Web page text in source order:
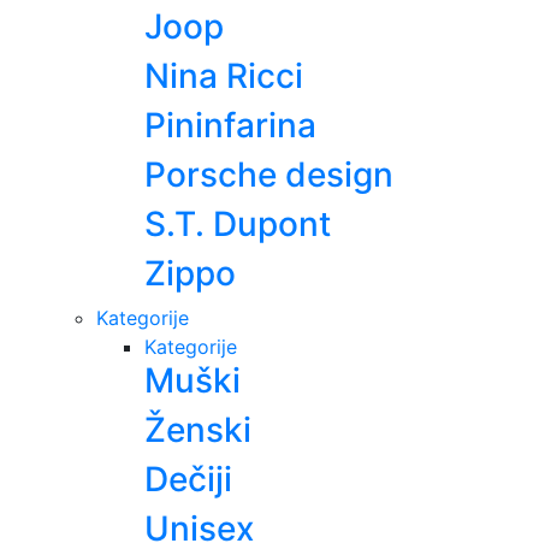
Joop
Nina Ricci
Pininfarina
Porsche design
S.T. Dupont
Zippo
Kategorije
Kategorije
Muški
Ženski
Dečiji
Unisex